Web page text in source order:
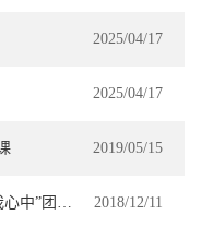
2025/04/17
2025/04/17
2019/05/15
我校学生处（团委）开展“宪法在我心中”团课活动 2018/12/11